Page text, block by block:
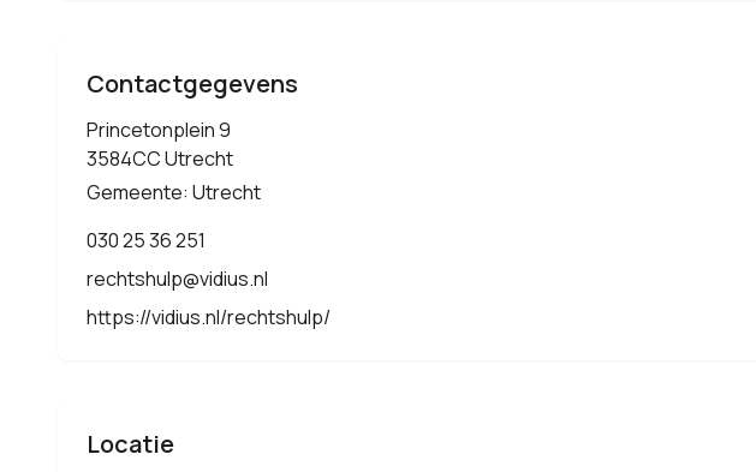
Contactgegevens
Princetonplein 9
3584CC Utrecht
Gemeente: Utrecht
030 25 36 251
rechtshulp@vidius.nl
https://vidius.nl/rechtshulp/
Locatie